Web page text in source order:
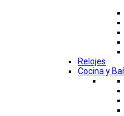
Relojes
Cocina y